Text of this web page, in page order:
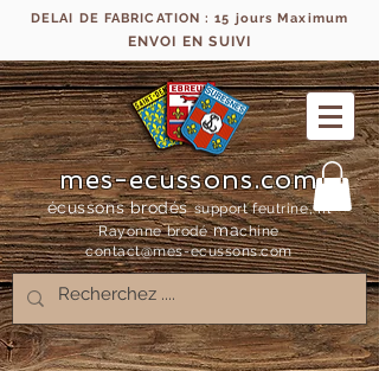
DELAI DE FABRICATION : 15 jours Maximum
ENVOI EN SUIVI
mes-ecussons.com
écussons brodés support feutrine, fil
Rayonne brodémachine
contact@mes-ecussons.com